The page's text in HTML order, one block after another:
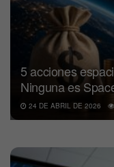
5 acciones
Ninguna es
24 DE ABRIL DE 2026